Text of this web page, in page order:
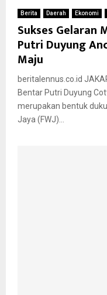
Berita Daerah Ekonomi
Sukses Gelaran
Putri Duyung
Maju
beritalennus.co.id
Bentar Putri Duyung
merupakan bentuk
Jaya (FWJ)...